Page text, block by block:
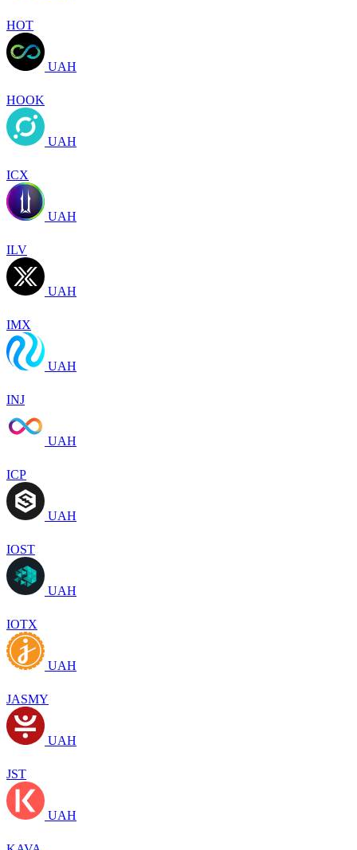
HOT
UAH
HOOK
UAH
ICX
UAH
ILV
UAH
IMX
UAH
INJ
UAH
ICP
UAH
IOST
UAH
IOTX
UAH
JASMY
UAH
JST
UAH